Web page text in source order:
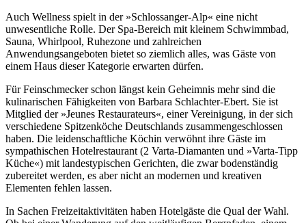
Auch Wellness spielt in der »Schlossanger-Alp« eine nicht
unwesentliche Rolle. Der Spa-Bereich mit kleinem Schwimmbad,
Sauna, Whirlpool, Ruhezone und zahlreichen
Anwendungsangeboten bietet so ziemlich alles, was Gäste von
einem Haus dieser Kategorie erwarten dürfen.
Für Feinschmecker schon längst kein Geheimnis mehr sind die
kulinarischen Fähigkeiten von Barbara Schlachter-Ebert. Sie ist
Mitglied der »Jeunes Restaurateurs«, einer Vereinigung, in der sich
verschiedene Spitzenköche Deutschlands zusammengeschlossen
haben. Die leidenschaftliche Köchin verwöhnt ihre Gäste im
sympathischen Hotelrestaurant (2 Varta-Diamanten und »Varta-Tipp
Küche«) mit landestypischen Gerichten, die zwar bodenständig
zubereitet werden, es aber nicht an modernen und kreativen
Elementen fehlen lassen.
In Sachen Freizeitaktivitäten haben Hotelgäste die Qual der Wahl.